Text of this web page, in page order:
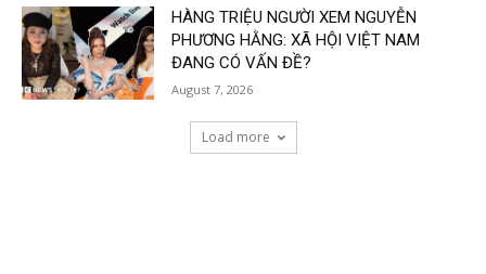
HÀNG TRIỆU NGƯỜI XEM NGUYỄN
PHƯƠNG HẰNG: XÃ HỘI VIỆT NAM
ĐANG CÓ VẤN ĐỀ?
August 7, 2026
Load more